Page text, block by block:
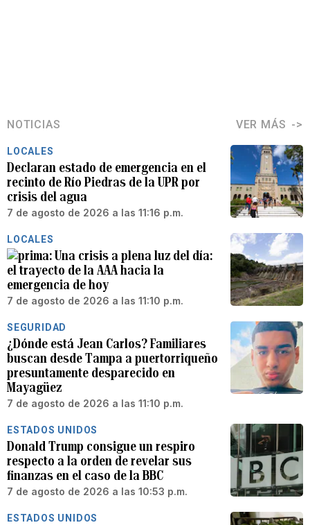
NOTICIAS VER MÁS
LOCALES
Declaran estado de emergencia en el
recinto de Río Piedras de la UPR por
crisis del agua
7 de agosto de 2026 a las 11:16 p.m.
LOCALES
Una crisis a plena luz del día:
el trayecto de la AAA hacia la
emergencia de hoy
7 de agosto de 2026 a las 11:10 p.m.
SEGURIDAD
¿Dónde está Jean Carlos? Familiares
buscan desde Tampa a puertorriqueño
presuntamente desparecido en
Mayagüez
7 de agosto de 2026 a las 11:10 p.m.
ESTADOS UNIDOS
Donald Trump consigue un respiro
respecto a la orden de revelar sus
finanzas en el caso de la BBC
7 de agosto de 2026 a las 10:53 p.m.
ESTADOS UNIDOS